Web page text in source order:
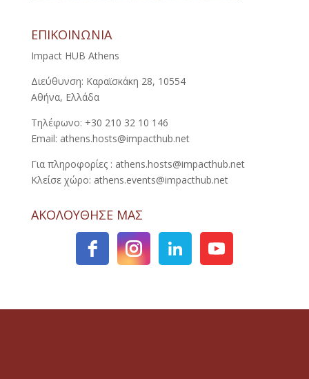
ΕΠΙΚΟΙΝΩΝΙΑ
Impact HUB Athens
Διεύθυνση: Καραϊσκάκη 28, 10554
Αθήνα, Ελλάδα
Τηλέφωνο: +30 210 32 10 146
Email: athens.hosts@impacthub.net
Για πληροφορίες : athens.hosts@impacthub.net
Κλείσε χώρο: athens.events@impacthub.net
ΑΚΟΛΟΥΘΗΣΕ ΜΑΣ